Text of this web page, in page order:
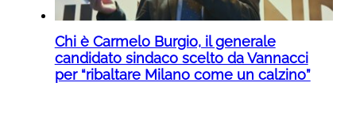
Chi è Carmelo Burgio, il generale
candidato sindaco scelto da Vannacci
per “ribaltare Milano come un calzino”